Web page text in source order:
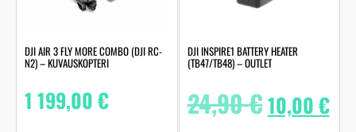
DJI AIR 3 FLY MORE COMBO (DJI RC-
N2) – KUVAUSKOPTERI
1 199,00€
DJI INSPIRE1 BATTERY HEATER
(TB47/TB48) – OUTLET
24,90€10,00€